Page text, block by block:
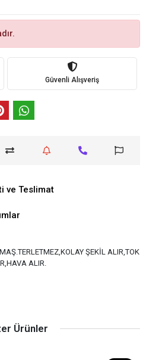
Güvenli Alışveriş
ve Teslimat
ŞEKİL ALIR,TOK
ALIR.
Ürünler